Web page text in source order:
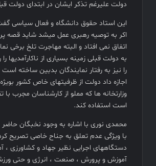
دولت علیرغم تذکر ایشان در ابتدای دولت
این استاد حقوق دانشگاه و فعال سیاسی
اکر به توصیه رهبری عمل میشد شاید قصه
اتفاق نمی افتاد و البته مهاجرت تلخ برخی
به دولت قبلی زمینه بسیاری از ناکارآمدیها
را نیز به رفتار نمایندگان بدبین ساخته
اجازه داد دولت از ظرفیتهای خاص کشور
وزارتخانه ها که مملو از کارشناسان مجرب با
است استفاده کند.
محمدی نوری با اشاره به وجود نخبگان
با ویژگی عدم تعلق به جناح خاصی تصریح
دستگاههای اجرایی نظیر جهاد و کشاورزی ،
آموزش و پرورش ، صنعت ، انرژی و حتی